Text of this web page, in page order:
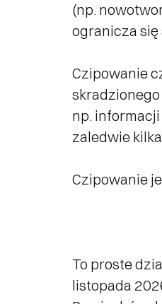
(np.
ogranicza się
Czipowanie
np.
zaledwie
Czipowanie
To proste
listopada